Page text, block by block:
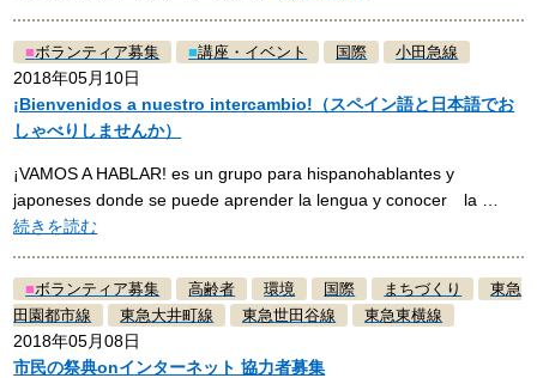
■ボランティア募集 ■講座・イベント 国際 小田急線
2018年05月10日
¡Bienvenidos a nuestro intercambio!（スペイン語と日本語でお
しゃべりしませんか）
¡VAMOS A HABLAR! es un grupo para hispanohablantes y
japoneses donde se puede aprender la lengua y conocer la …
続きを読む
■ボランティア募集 高齢者 環境 国際 まちづくり
東急
田園都市線
東急大井町線 東急世田谷線 東急東横線
2018年05月08日
市民の祭典onインターネット 協力者募集